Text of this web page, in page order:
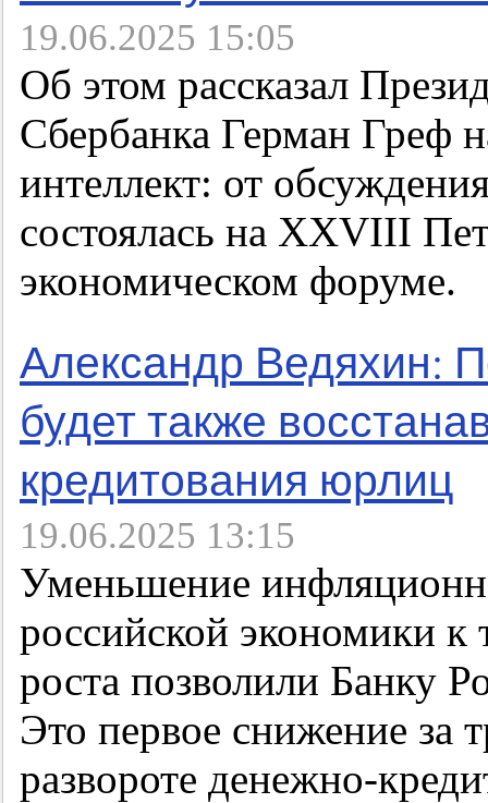
19.06.2025 15:05
Об этом рассказал
Сбербанка Герман Греф
интеллект: от
состоялась на XXVIII
экономическом форуме.
Александр Ведяхин:
будет также
кредитования юрлиц
19.06.2025 13:15
Уменьшение
российской экономики к
роста позволили Банку
Это первое снижение за
развороте денежно-